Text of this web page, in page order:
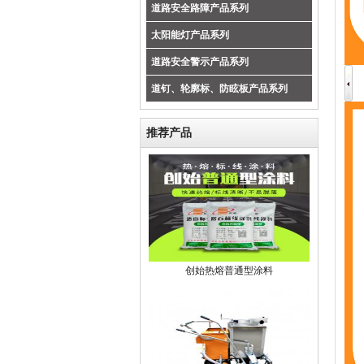
道路安全路障产品系列
太阳能灯产品系列
道路安全警示产品系列
道钉、轮廓标、防眩板产品系列
推荐产品
创始热熔普通型涂料